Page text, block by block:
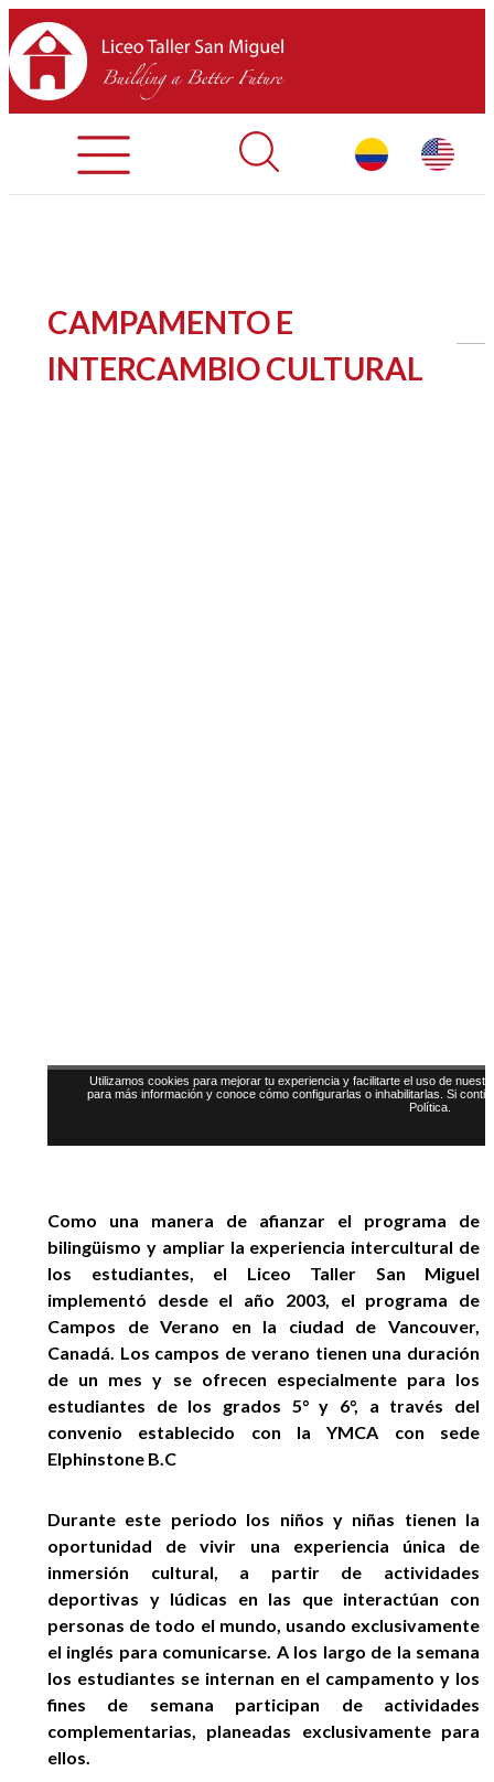
INICIO
SOBRE LTSM
CAMPAMENTO E
INTERCAMBIO CULTURAL
Como una manera de afianzar el programa de
bilingüismo y ampliar la experiencia intercultural de
los estudiantes, el Liceo Taller San Miguel
implementó desde el año 2003, el programa de
Campos de Verano en la ciudad de Vancouver,
Canadá. Los campos de verano tienen una duración
de un mes y se ofrecen especialmente para los
estudiantes de los grados 5° y 6°, a través del
convenio establecido con la YMCA con sede
Elphinstone B.C
Durante este periodo los niños y niñas tienen la
oportunidad de vivir una experiencia única de
inmersión cultural, a partir de actividades
deportivas y lúdicas en las que interactúan con
personas de todo el mundo, usando exclusivamente
el inglés para comunicarse. A los largo de la semana
los estudiantes se internan en el campamento y los
fines de semana participan de actividades
complementarias, planeadas exclusivamente para
ellos.